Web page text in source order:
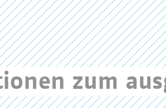
zum